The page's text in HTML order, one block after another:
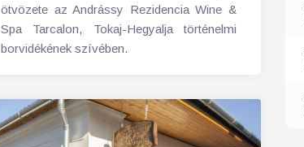
ötvözete az Andrássy Rezidencia Wine &
Spa Tarcalon, Tokaj-Hegyalja történelmi
borvidékének szívében.